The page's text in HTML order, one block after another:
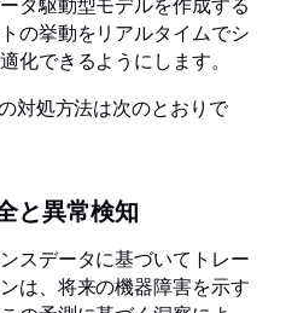
の挙動をリアルタイムでシ
化できるようにします。
対処方法は次のとおりで
と異常検知
スデータに基づいてトレー
は、将来の機器障害を示す